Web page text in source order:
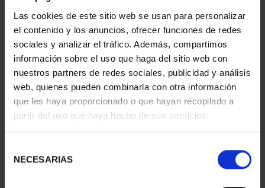
Las cookies de este sitio web se usan para personalizar
el contenido y los anuncios, ofrecer funciones de redes
sociales y analizar el tráfico. Además, compartimos
información sobre el uso que haga del sitio web con
nuestros partners de redes sociales, publicidad y análisis
web, quienes pueden combinarla con otra información
que les haya proporcionado o que hayan recopilado a
partir del uso que haya hecho de sus servicios.
NECESARIAS
ORDENAR POR:
REFINAR
1 Productos encontrados